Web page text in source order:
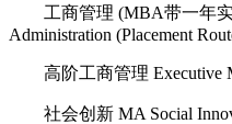
工商管理 (MBA带一年实
Administration (Placement
高阶工商管理 Executive
社会创新 MA Social